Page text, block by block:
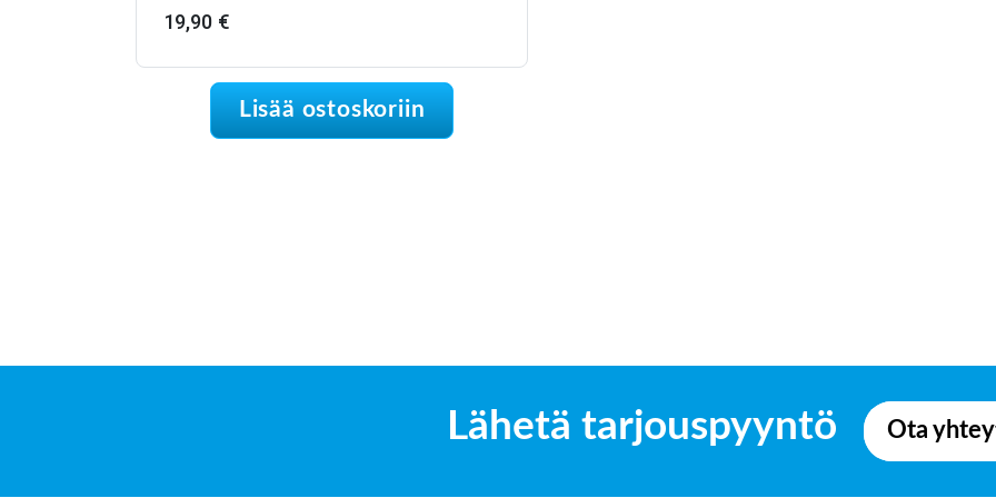
19,90 €
Lisää ostoskoriin
Lähetä tarjouspyyntö Ota